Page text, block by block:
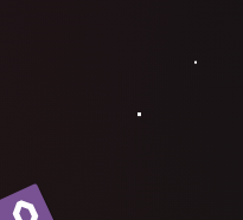
by